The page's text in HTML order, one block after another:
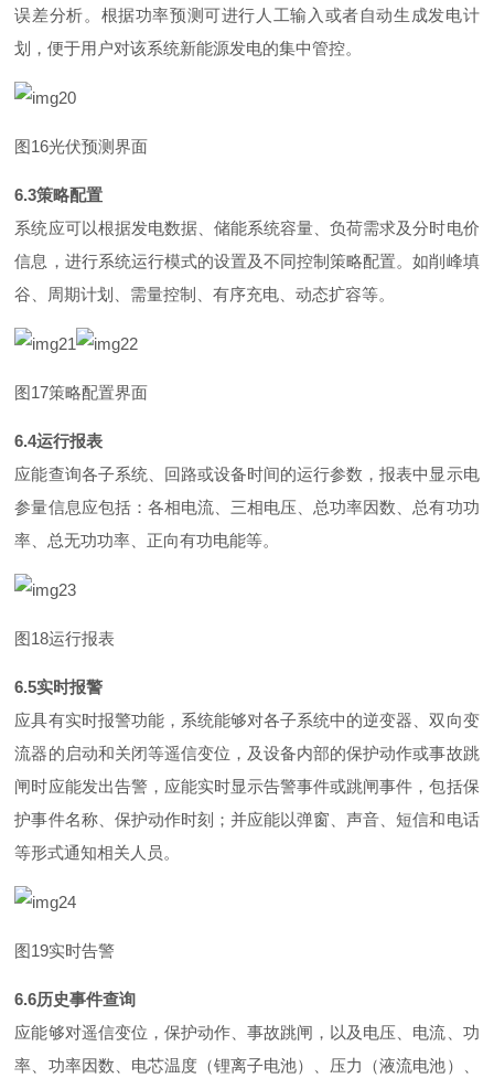
误差分析。根据功率预测可进行人工输入或者自动生成发电计
划，便于用户对该系统新能源发电的集中管控。
图16光伏预测界面
6.3策略配置
系统应可以根据发电数据、储能系统容量、负荷需求及分时电价
信息，进行系统运行模式的设置及不同控制策略配置。如削峰填
谷、周期计划、需量控制、有序充电、动态扩容等。
图17策略配置界面
6.4运行报表
应能查询各子系统、回路或设备时间的运行参数，报表中显示电
参量信息应包括：各相电流、三相电压、总功率因数、总有功功
率、总无功功率、正向有功电能等。
图18运行报表
6.5实时报警
应具有实时报警功能，系统能够对各子系统中的逆变器、双向变
流器的启动和关闭等遥信变位，及设备内部的保护动作或事故跳
闸时应能发出告警，应能实时显示告警事件或跳闸事件，包括保
护事件名称、保护动作时刻；并应能以弹窗、声音、短信和电话
等形式通知相关人员。
图19实时告警
6.6历史事件查询
应能够对遥信变位，保护动作、事故跳闸，以及电压、电流、功
率、功率因数、电芯温度（锂离子电池）、压力（液流电池）、